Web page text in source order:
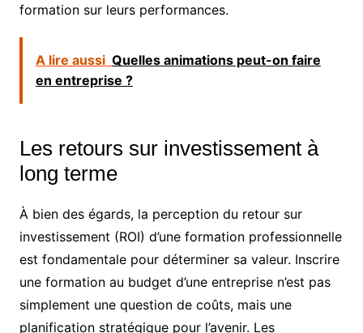
formation sur leurs performances.
A lire aussi Quelles animations peut-on faire
en entreprise ?
Les retours sur investissement à
long terme
À bien des égards, la perception du retour sur
investissement (ROI) d’une formation professionnelle
est fondamentale pour déterminer sa valeur. Inscrire
une formation au budget d’une entreprise n’est pas
simplement une question de coûts, mais une
planification stratégique pour l’avenir. Les